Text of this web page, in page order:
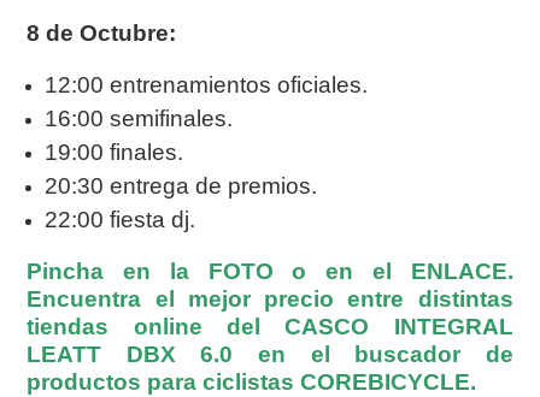
8 de Octubre:
12:00 entrenamientos oficiales.
16:00 semifinales.
19:00 finales.
20:30 entrega de premios.
22:00 fiesta dj.
Pincha en la FOTO o en el ENLACE.
Encuentra el mejor precio entre distintas
tiendas online del CASCO INTEGRAL
LEATT DBX 6.0 en el buscador de
productos para ciclistas COREBICYCLE.